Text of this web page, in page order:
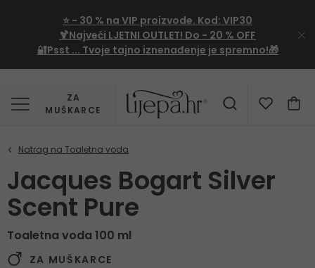
⭐ - 30 % na VIP proizvode. Kod: VIP30
🍹Najveći LJETNI OUTLET! Do - 20 % OFF
🔐Psst ... Tvoje tajno iznenađenje je spremno!🎁
ZA
MUŠKARCE
Jacques Bogart Silver
Scent Pure
Toaletna voda 100 ml
ZA MUŠKARCE